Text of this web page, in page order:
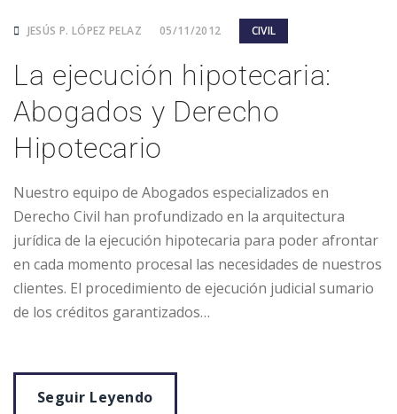
JESÚS P. LÓPEZ PELAZ 05/11/2012 CIVIL
La ejecución hipotecaria:
Abogados y Derecho
Hipotecario
Nuestro equipo de Abogados especializados en
Derecho Civil han profundizado en la arquitectura
jurídica de la ejecución hipotecaria para poder afrontar
en cada momento procesal las necesidades de nuestros
clientes. El procedimiento de ejecución judicial sumario
de los créditos garantizados…
Seguir Leyendo